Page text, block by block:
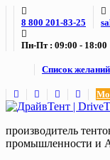
Skip
content
8 800 201-83-25
Пн-Пт : 09:00 - 18:00
Список желаний
производитель
промышленности и